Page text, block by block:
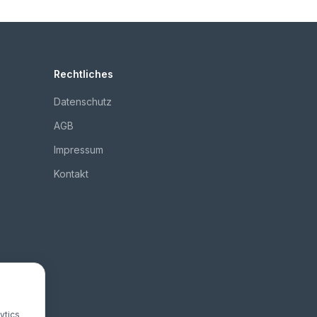
Rechtliches
Datenschutz
AGB
Impressum
Kontakt